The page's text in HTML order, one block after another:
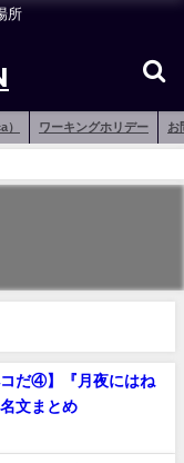
所
ワーキングホリデー お
コだ④】『月夜にはね
文まとめ